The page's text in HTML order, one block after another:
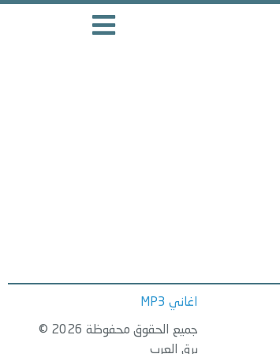
اغاني MP3
جميع الحقوق محفوظة 2026 ©
برق العرب